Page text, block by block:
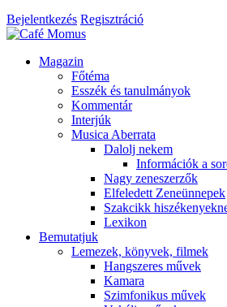
Bejelentkezés Regisztráció
Magazin
Főtéma
Esszék és tanulmányok
Kommentár
Interjúk
Musica Aberrata
Dalolj nekem
Információk a
Nagy zeneszerzők
Elfeledett Zeneünnepek
Szakcikk
Lexikon
Bemutatjuk
Lemezek, könyvek, filmek
Hangszeres művek
Kamara
Szimfonikus művek